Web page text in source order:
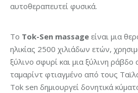
αυτοθεραπευτεί φυσικά.
Το Tok-Sen massage είναι μια
ηλικίας 2500 χιλιάδων ετών,
ξύλινο σφυρί και μια ξύλινη
ταμαρίντ φτιαγμένο από τους
Tok sen δημιουργεί δονητικά